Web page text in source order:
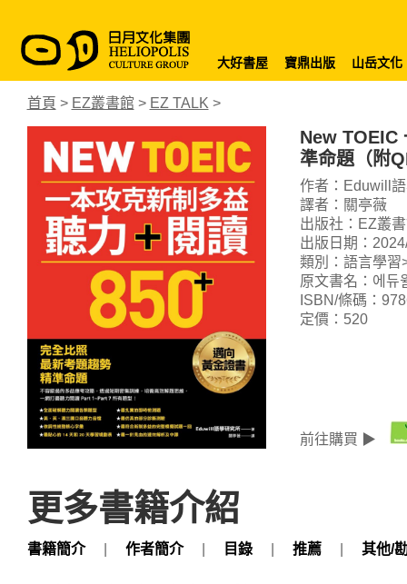
大好書屋 寶鼎出版 山岳文化
首頁 > EZ叢書館 > EZ TALK >
New TOEIC
準命題（附
作者：Eduwill
譯者：關亭薇
出版社：EZ叢
出版日期：
類別：語言學習
原文書名：에듀
ISBN/條碼：
定價：520
前往購買 ▶
更多書籍介紹
書籍簡介 作者簡介 目錄 推薦 其他/